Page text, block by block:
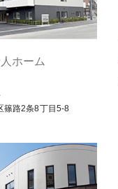
ホーム
篠路2条8丁目5-8